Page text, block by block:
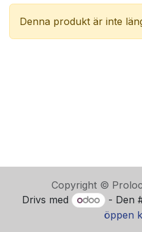
Denna produkt är inte
Copyright ©
Drivs med - Den
öppen